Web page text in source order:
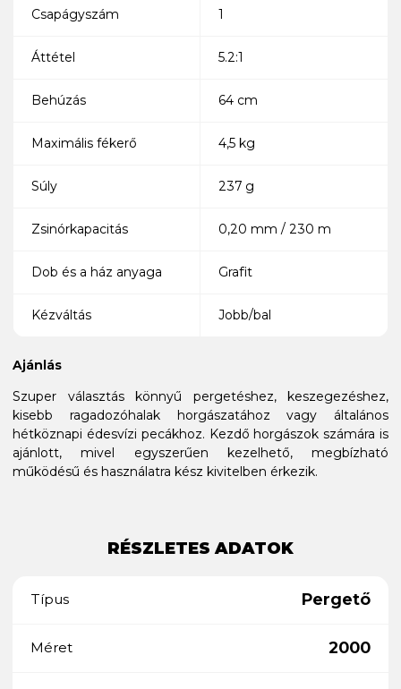
Csapágyszám 1
Áttétel 5.2:1
Behúzás 64 cm
Maximális fékerő 4,5 kg
Súly 237 g
Zsinórkapacitás 0,20 mm / 230 m
Dob és a ház anyaga Grafit
Kézváltás Jobb/bal
Ajánlás
Szuper választás könnyű pergetéshez, keszegezéshez,
kisebb ragadozóhalak horgászatához vagy általános
hétköznapi édesvízi pecákhoz. Kezdő horgászok számára is
ajánlott, mivel egyszerűen kezelhető, megbízható
működésű és használatra kész kivitelben érkezik.
RÉSZLETES ADATOK
Típus Pergető
Méret 2000